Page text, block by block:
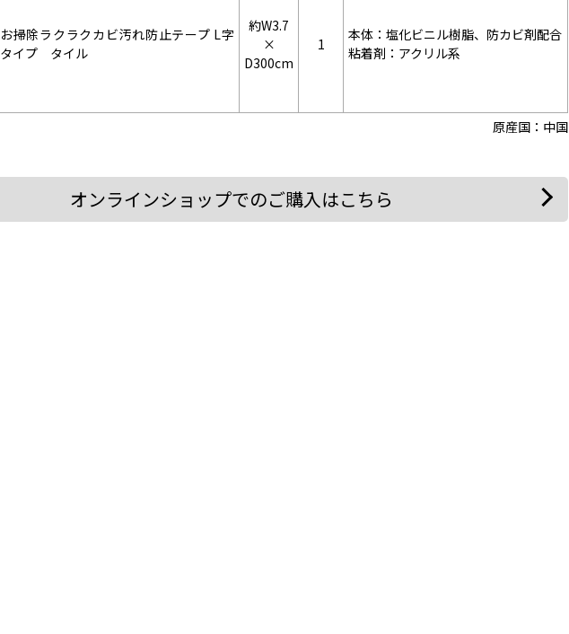
お掃除ラクラクカビ汚れ防止テープ L字
タイプ タイル
約W3.7
×
D300cm
1
本体：塩化ビニル樹脂、防カビ剤配合
粘着剤：アクリル系
原産国：中国
オンラインショップでのご購入はこちら